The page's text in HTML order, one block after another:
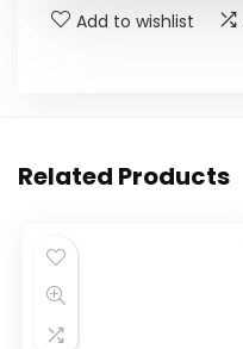
Add to wishlist
Related Products